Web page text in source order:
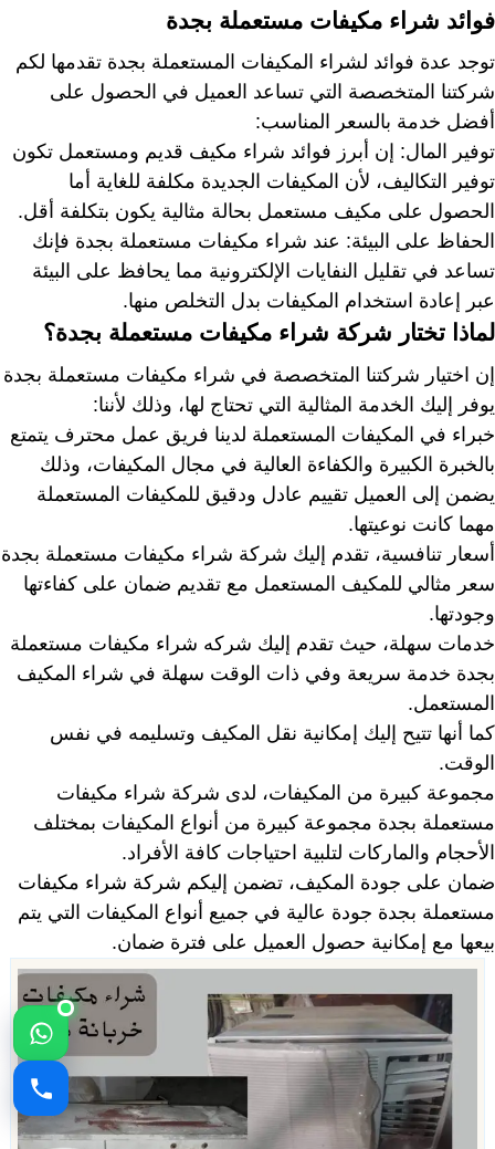
فوائد شراء مكيفات مستعملة بجدة
توجد عدة فوائد لشراء المكيفات المستعملة بجدة تقدمها لكم
شركتنا المتخصصة التي تساعد العميل في الحصول على
أفضل خدمة بالسعر المناسب:
توفير المال: إن أبرز فوائد شراء مكيف قديم ومستعمل تكون
توفير التكاليف، لأن المكيفات الجديدة مكلفة للغاية أما
الحصول على مكيف مستعمل بحالة مثالية يكون بتكلفة أقل.
الحفاظ على البيئة: عند شراء مكيفات مستعملة بجدة فإنك
تساعد في تقليل النفايات الإلكترونية مما يحافظ على البيئة
عبر إعادة استخدام المكيفات بدل التخلص منها.
لماذا تختار شركة شراء مكيفات مستعملة بجدة؟
إن اختيار شركتنا المتخصصة في شراء مكيفات مستعملة بجدة
يوفر إليك الخدمة المثالية التي تحتاج لها، وذلك لأننا:
خبراء في المكيفات المستعملة لدينا فريق عمل محترف يتمتع
بالخبرة الكبيرة والكفاءة العالية في مجال المكيفات، وذلك
يضمن إلى العميل تقييم عادل ودقيق للمكيفات المستعملة
مهما كانت نوعيتها.
أسعار تنافسية، تقدم إليك شركة شراء مكيفات مستعملة بجدة
سعر مثالي للمكيف المستعمل مع تقديم ضمان على كفاءتها
وجودتها.
خدمات سهلة، حيث تقدم إليك شركه شراء مكيفات مستعملة
بجدة خدمة سريعة وفي ذات الوقت سهلة في شراء المكيف
المستعمل.
كما أنها تتيح إليك إمكانية نقل المكيف وتسليمه في نفس
الوقت.
مجموعة كبيرة من المكيفات، لدى شركة شراء مكيفات
مستعملة بجدة مجموعة كبيرة من أنواع المكيفات بمختلف
الأحجام والماركات لتلبية احتياجات كافة الأفراد.
ضمان على جودة المكيف، تضمن إليكم شركة شراء مكيفات
مستعملة بجدة جودة عالية في جميع أنواع المكيفات التي يتم
بيعها مع إمكانية حصول العميل على فترة ضمان.